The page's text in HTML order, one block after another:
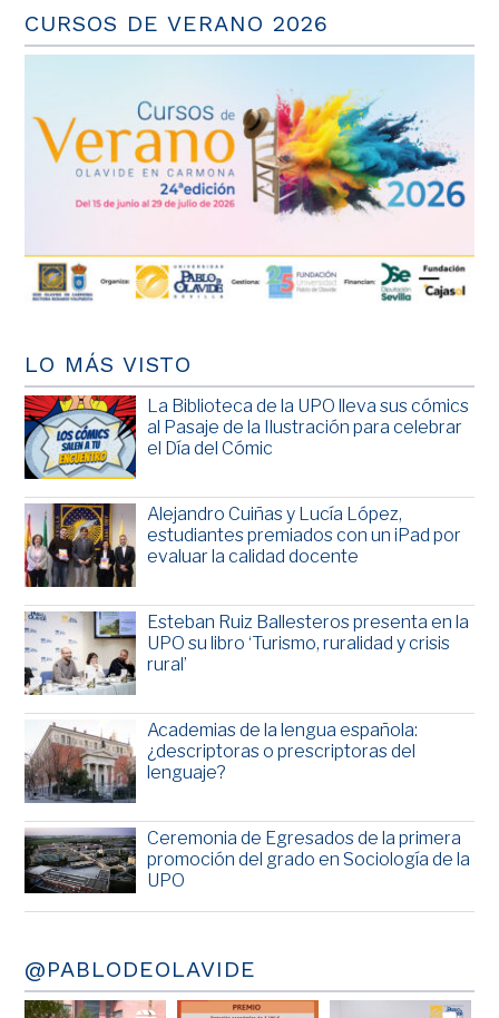
CURSOS DE VERANO 2026
LO MÁS VISTO
La Biblioteca de la UPO lleva sus cómics
al Pasaje de la Ilustración para celebrar
el Día del Cómic
Alejandro Cuiñas y Lucía López,
estudiantes premiados con un iPad por
evaluar la calidad docente
Esteban Ruiz Ballesteros presenta en la
UPO su libro ‘Turismo, ruralidad y crisis
rural’
Academias de la lengua española:
¿descriptoras o prescriptoras del
lenguaje?
Ceremonia de Egresados de la primera
promoción del grado en Sociología de la
UPO
@PABLODEOLAVIDE